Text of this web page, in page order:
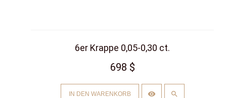
6er Krappe 0,05-0,30 ct.
698 $
IN DEN WARENKORB